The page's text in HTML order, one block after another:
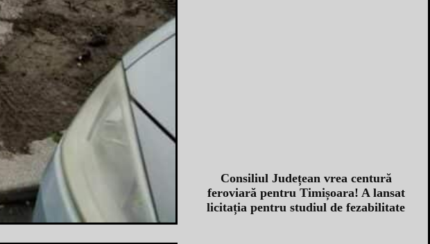
Consiliul Județean vrea centură
feroviară pentru Timișoara! A lansat
licitația pentru studiul de fezabilitate